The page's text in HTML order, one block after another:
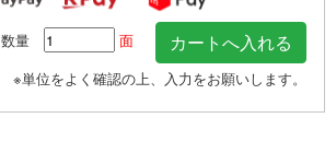
数量
面
※単位をよく確認の上、入力をお願いします。